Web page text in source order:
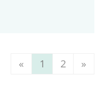
« 1 2 »